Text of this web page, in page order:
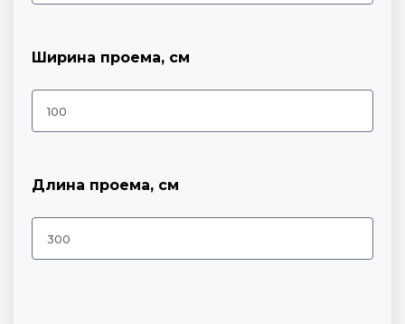
Ширина проема, см
Длина проема, см